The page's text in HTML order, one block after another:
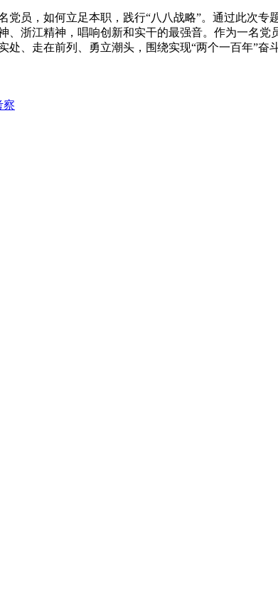
员，如何立足本职，践行“八八战略”。通过此次
浙江精神，唱响创新和实干的最强音。作为一名
、走在前列、勇立潮头，围绕实现“两个一百年”奋
察